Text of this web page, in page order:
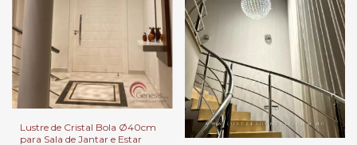
Lustre de Cristal Bola Ø40cm
para Sala de Jantar e Estar